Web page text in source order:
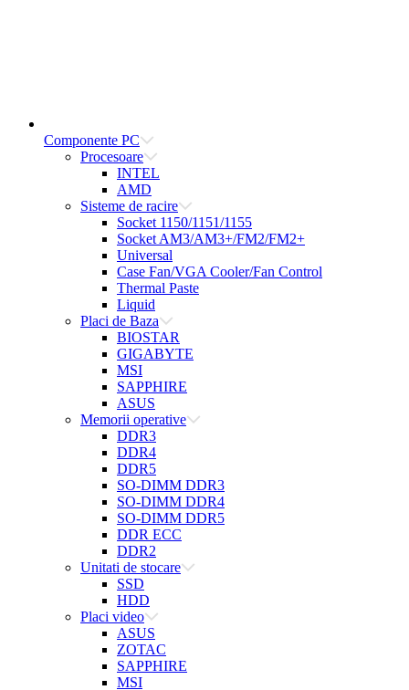
Componente PC
Procesoare
INTEL
AMD
Sisteme de racire
Socket 1150/1151/1155
Socket AM3/AM3+/FM2/FM2+
Universal
Case Fan/VGA Cooler/Fan Control
Thermal Paste
Liquid
Placi de Baza
BIOSTAR
GIGABYTE
MSI
SAPPHIRE
ASUS
Memorii operative
DDR3
DDR4
DDR5
SO-DIMM DDR3
SO-DIMM DDR4
SO-DIMM DDR5
DDR ECC
DDR2
Unitati de stocare
SSD
HDD
Placi video
ASUS
ZOTAC
SAPPHIRE
MSI